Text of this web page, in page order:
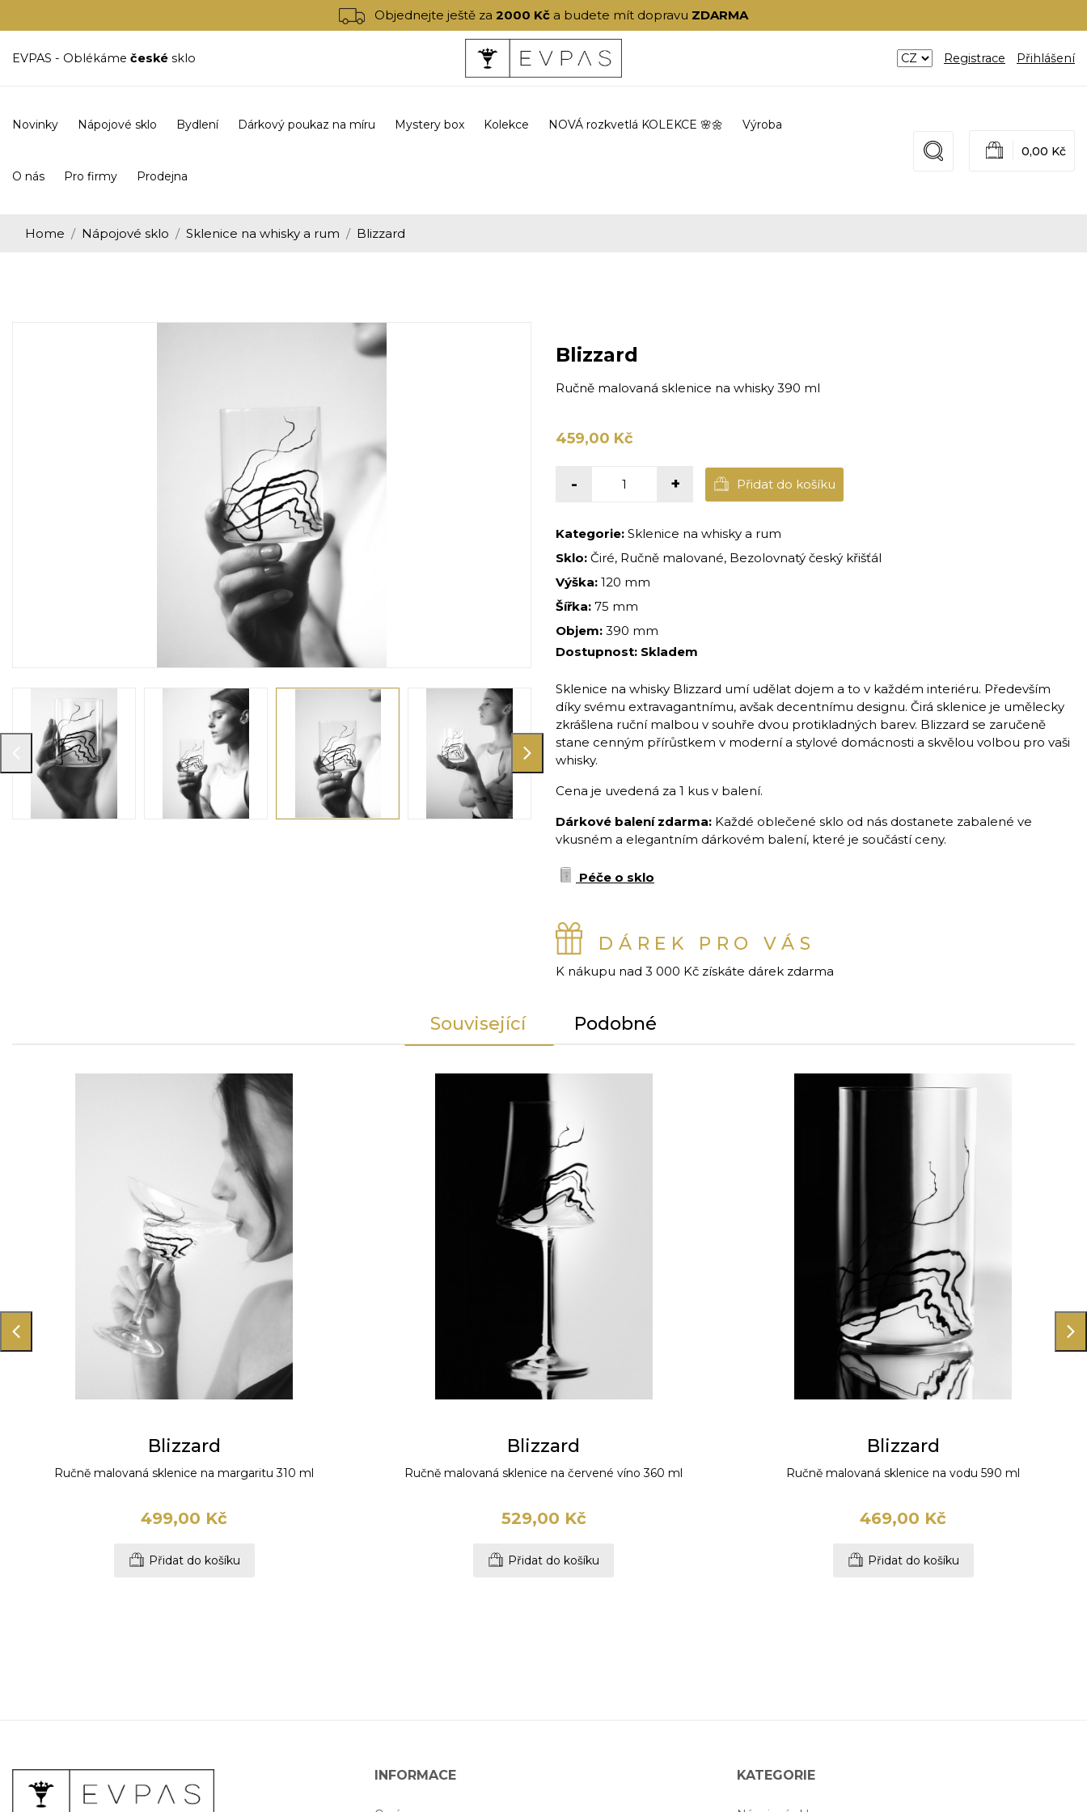
Objednejte ještě za2000 Kč a budete mít dopravu ZDARMA
EVPAS - Oblékáme české sklo Registrace Přihlášení
Novinky Nápojové sklo Bydlení Dárkový poukaz na míru Mystery box Kolekce NOVÁ rozkvetlá KOLEKCE 🌸🌼 Výroba
O nás Pro firmy Prodejna
0,00 Kč
Home Nápojové sklo Sklenice na whisky a rum Blizzard
Blizzard
Ručně malovaná sklenice na whisky 390 ml
459,00 Kč
- + Přidat do košíku
Kategorie: Sklenice na whisky a rum
Sklo: Čiré, Ručně malované, Bezolovnatý český křišťál
Výška: 120 mm
Šířka: 75 mm
Objem: 390 mm
Dostupnost: Skladem
Sklenice na whisky Blizzard umí udělat dojem a to v každém interiéru. Především
díky svému extravagantnímu, avšak decentnímu designu. Čirá sklenice je umělecky
zkrášlena ruční malbou v souhře dvou protikladných barev. Blizzard se zaručeně
stane cenným přírůstkem v moderní a stylové domácnosti a skvělou volbou pro vaši
whisky.
Cena je uvedená za 1 kus v balení.
Dárkové balení zdarma: Každé oblečené sklo od nás dostanete zabalené ve
vkusném a elegantním dárkovém balení, které je součástí ceny.
Péče o sklo
DÁREK PRO VÁS
K nákupu nad 3 000 Kč získáte dárek zdarma
Související Podobné
Blizzard
Ručně malovaná sklenice na margaritu 310 ml
499,00 Kč
Přidat do košíku
Blizzard
Ručně malovaná sklenice na červené víno 360 ml
529,00 Kč
Přidat do košíku
Blizzard
Ručně malovaná sklenice na vodu 590 ml
469,00 Kč
Přidat do košíku
INFORMACE KATEGORIE